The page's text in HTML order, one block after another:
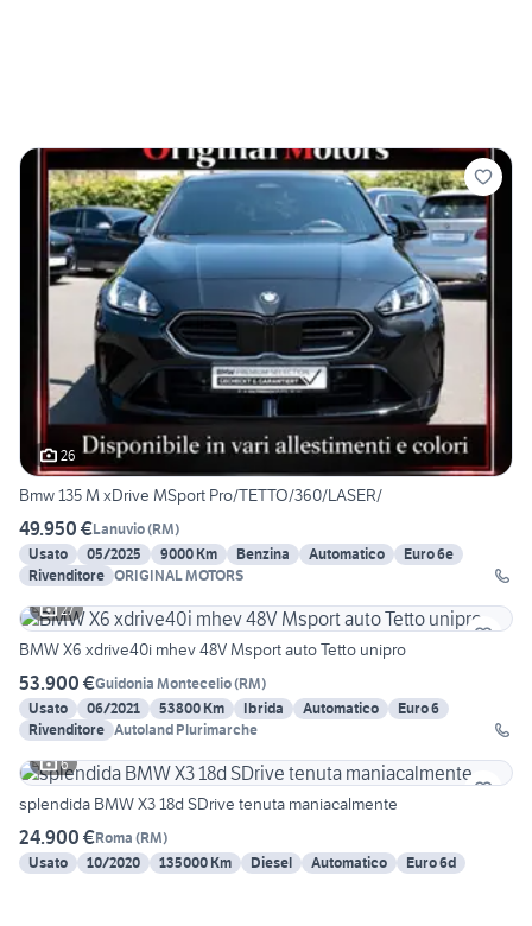
26
Bmw 135 M xDrive MSport Pro/TETTO/360/LASER/
49.950 €Lanuvio(RM)
Usato
05/2025 9000 Km Benzina Automatico
Euro 6e
Rivenditore ORIGINAL MOTORS
27
BMW X6 xdrive40i mhev 48V Msport auto Tetto unipro
53.900 €Guidonia Montecelio(RM)
Usato
06/2021 53800 Km Ibrida Automatico
Euro 6
Rivenditore Autoland Plurimarche
6
splendida BMW X3 18d SDrive tenuta maniacalmente
24.900 €Roma (RM)
Usato
10/2020 135000 Km Diesel Automatico Euro 6d